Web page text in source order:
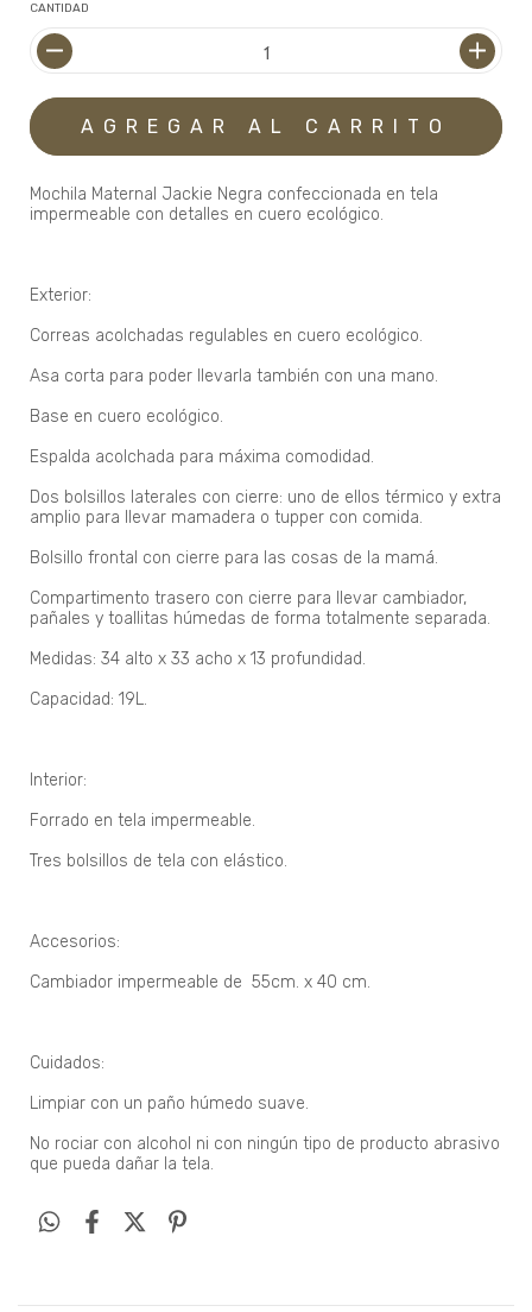
CANTIDAD
Mochila Maternal Jackie Negra confeccionada en tela
impermeable con detalles en cuero ecológico.
Exterior:
Correas acolchadas regulables en cuero ecológico.
Asa corta para poder llevarla también con una mano.
Base en cuero ecológico.
Espalda acolchada para máxima comodidad.
Dos bolsillos laterales con cierre: uno de ellos térmico y extra
amplio para llevar mamadera o tupper con comida.
Bolsillo frontal con cierre para las cosas de la mamá.
Compartimento trasero con cierre para llevar cambiador,
pañales y toallitas húmedas de forma totalmente separada.
Medidas: 34 alto x 33 acho x 13 profundidad.
Capacidad: 19L.
Interior:
Forrado en tela impermeable.
Tres bolsillos de tela con elástico.
Accesorios:
Cambiador impermeable de 55cm. x 40 cm.
Cuidados:
Limpiar con un paño húmedo suave.
No rociar con alcohol ni con ningún tipo de producto abrasivo
que pueda dañar la tela.